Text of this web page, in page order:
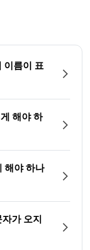
이름이 표
해야 하
해야 하나
가 오지